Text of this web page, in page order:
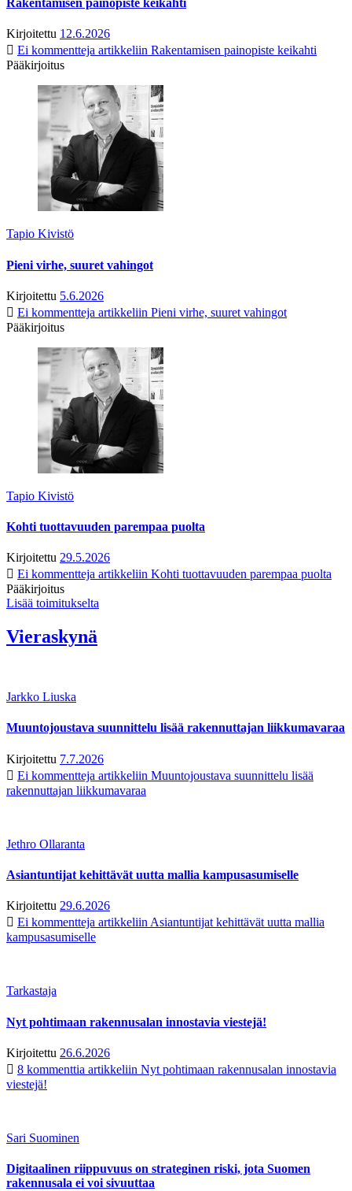
Rakentamisen painopiste keikahti
Kirjoitettu 12.6.2026
Ei kommentteja artikkeliin Rakentamisen painopiste keikahti
Pääkirjoitus
Tapio Kivistö
Pieni virhe, suuret vahingot
Kirjoitettu 5.6.2026
Ei kommentteja artikkeliin Pieni virhe, suuret vahingot
Pääkirjoitus
Tapio Kivistö
Kohti tuottavuuden parempaa puolta
Kirjoitettu 29.5.2026
Ei kommentteja artikkeliin Kohti tuottavuuden parempaa puolta
Pääkirjoitus
Lisää toimitukselta
Vieraskynä
Jarkko Liuska
Muuntojoustava suunnittelu lisää rakennuttajan liikkumavaraa
Kirjoitettu 7.7.2026
Ei kommentteja artikkeliin Muuntojoustava suunnittelu lisää
rakennuttajan liikkumavaraa
Jethro Ollaranta
Asiantuntijat kehittävät uutta mallia kampusasumiselle
Kirjoitettu 29.6.2026
Ei kommentteja artikkeliin Asiantuntijat kehittävät uutta mallia
kampusasumiselle
Tarkastaja
Nyt pohtimaan rakennusalan innostavia viestejä!
Kirjoitettu 26.6.2026
8 kommenttia artikkeliin Nyt pohtimaan rakennusalan innostavia
viestejä!
Sari Suominen
Digitaalinen riippuvuus on strateginen riski, jota Suomen
rakennusala ei voi sivuuttaa